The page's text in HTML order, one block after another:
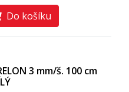
Do košíku
3 mm/š. 100 cm